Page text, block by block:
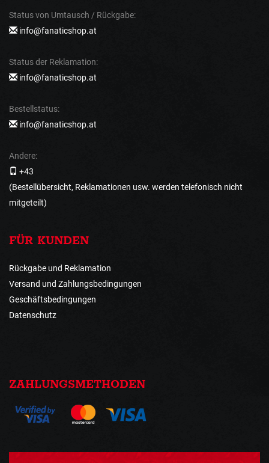
Status von Umtausch / Rückgabe:
info@fanaticshop.at
Status der Reklamation:
info@fanaticshop.at
Bestellstatus:
info@fanaticshop.at
Andere:
+43
(Bestellübersicht, Reklamationen usw. werden telefonisch nicht
mitgeteilt)
FÜR KUNDEN
Rückgabe und Reklamation
Versand und Zahlungsbedingungen
Geschäftsbedingungen
Datenschutz
ZAHLUNGSMETHODEN